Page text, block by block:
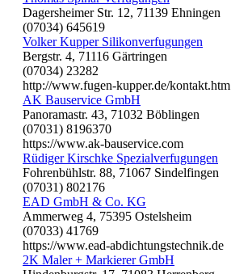
Dagersheimer Str. 12, 71139 Ehningen
(07034) 645619
Volker Kupper Silikonverfugungen
Bergstr. 4, 71116 Gärtringen
(07034) 23282
http://www.fugen-kupper.de/kontakt.htm
AK Bauservice GmbH
Panoramastr. 43, 71032 Böblingen
(07031) 8196370
https://www.ak-bauservice.com
Rüdiger Kirschke Spezialverfugungen
Fohrenbühlstr. 88, 71067 Sindelfingen
(07031) 802176
EAD GmbH & Co. KG
Ammerweg 4, 75395 Ostelsheim
(07033) 41769
https://www.ead-abdichtungstechnik.de
2K Maler + Markierer GmbH